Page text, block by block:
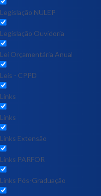
Legislação NULEP
Legislação Ouvidoria
Lei Orçamentária Anual
Leis - CPPD
Links
Links
Links Extensão
Links PARFOR
Links Pós-Graduação